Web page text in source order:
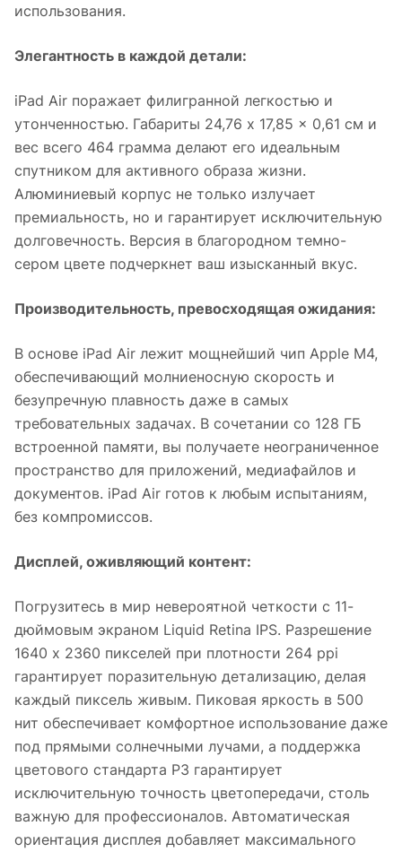
использования.
Элегантность в каждой детали:
iPad Air поражает филигранной легкостью и
утонченностью. Габариты 24,76 x 17,85 x 0,61 см и
вес всего 464 грамма делают его идеальным
спутником для активного образа жизни.
Алюминиевый корпус не только излучает
премиальность, но и гарантирует исключительную
долговечность. Версия в благородном темно-
сером цвете подчеркнет ваш изысканный вкус.
Производительность, превосходящая ожидания:
В основе iPad Air лежит мощнейший чип Apple M4,
обеспечивающий молниеносную скорость и
безупречную плавность даже в самых
требовательных задачах. В сочетании со 128 ГБ
встроенной памяти, вы получаете неограниченное
пространство для приложений, медиафайлов и
документов. iPad Air готов к любым испытаниям,
без компромиссов.
Дисплей, оживляющий контент:
Погрузитесь в мир невероятной четкости с 11-
дюймовым экраном Liquid Retina IPS. Разрешение
1640 x 2360 пикселей при плотности 264 ppi
гарантирует поразительную детализацию, делая
каждый пиксель живым. Пиковая яркость в 500
нит обеспечивает комфортное использование даже
под прямыми солнечными лучами, а поддержка
цветового стандарта P3 гарантирует
исключительную точность цветопередачи, столь
важную для профессионалов. Автоматическая
ориентация дисплея добавляет максимального